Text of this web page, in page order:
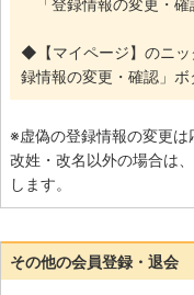
「登録情報の変更・確
◆【マイページ】のニッ
録情報の変更・確認」ボ
※虚偽の登録情報の変更は
改姓・改名以外の場合は
します。
その他の会員登録・退会